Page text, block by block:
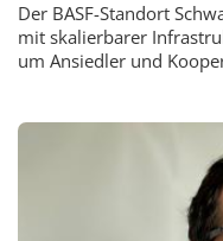
Der BASF-Standort
mit skalierbarer
um Ansiedler und